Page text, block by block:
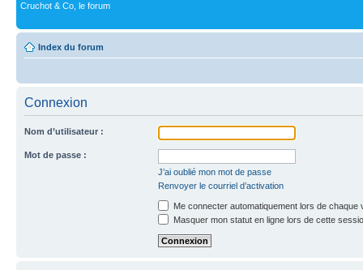
Cruchot & Co, le forum
Index du forum
Connexion
Nom d’utilisateur :
Mot de passe :
J’ai oublié mon mot de passe
Renvoyer le courriel d’activation
Me connecter automatiquement lors de chaque
Masquer mon statut en ligne lors de cette